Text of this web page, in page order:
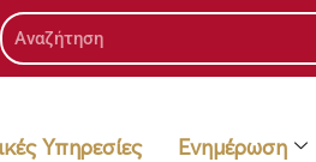
Search
Υπηρεσίες Ενημέρωση